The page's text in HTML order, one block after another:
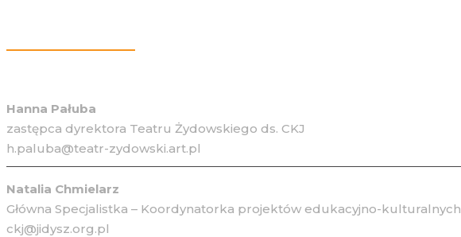
Hanna Pałuba
zastępca dyrektora Teatru Żydowskiego ds. CKJ
h.paluba@teatr-zydowski.art.pl
Natalia Chmielarz
Główna Specjalistka – Koordynatorka projektów edukacyjno-kulturalnych
ckj@jidysz.org.pl